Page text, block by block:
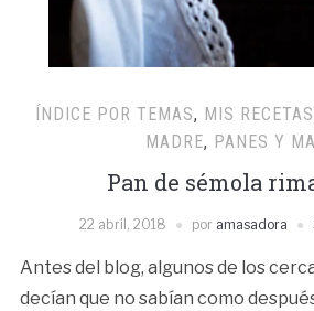
ÍNDICE POR TEMAS, MIS RECETAS
MADRE, PANES Y
Pan de sémola
22 abril, 2018 por amasadora
Antes del blog, algunos de los
decían que no sabían como